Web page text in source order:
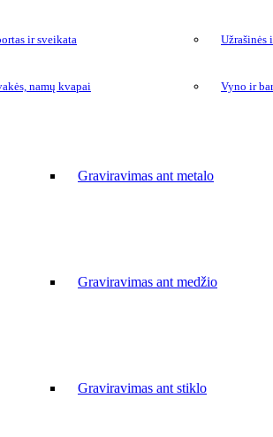
Graviravimas ant metalo
Graviravimas ant medžio
Graviravimas ant stiklo
ir sveikata Užrašinės
namų kvapai Vyno ir
KOLOR
(TWS) 5.0 ausinių rinkinys su 25 mAh